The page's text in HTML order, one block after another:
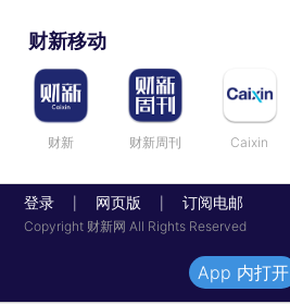
财新移动
财新 财新周刊 Caixin
登录 网页版 订阅电邮
Copyright 财新网 All Rights Reserved
App 内打开